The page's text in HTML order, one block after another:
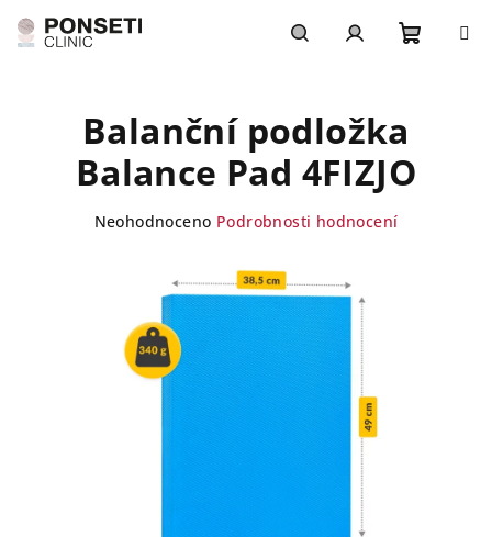
na
obsah
Balanční podložka
Balance Pad 4FIZJO
Průměrné
hvězdiček.
Neohodnoceno Podrobnosti hodnocení